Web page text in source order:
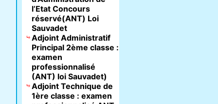
l’Etat Concours
réservé(ANT) Loi
Sauvadet
Adjoint Administratif
Principal 2ème classe :
examen
professionnalisé
(ANT) loi Sauvadet)
Adjoint Technique de
1ère classe : examen